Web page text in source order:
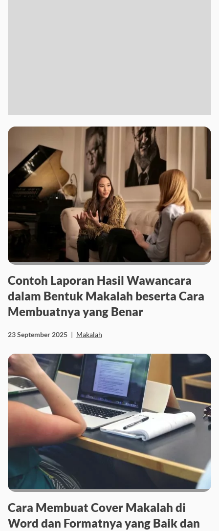
Contoh Laporan Hasil Wawancara
dalam Bentuk Makalah beserta Cara
Membuatnya yang Benar
23 September 2025 | Makalah
Cara Membuat Cover Makalah di
Word dan Formatnya yang Baik dan